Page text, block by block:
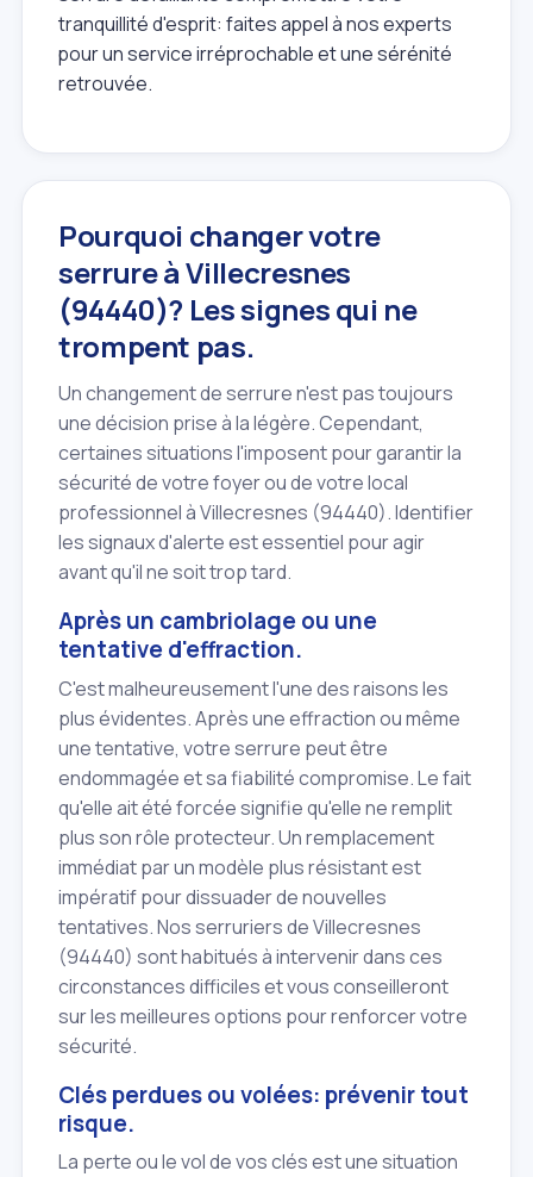
tranquillité d'esprit: faites appel à nos experts
pour un service irréprochable et une sérénité
retrouvée.
Pourquoi changer votre
serrure à Villecresnes
(94440)? Les signes qui ne
trompent pas.
Un changement de serrure n'est pas toujours
une décision prise à la légère. Cependant,
certaines situations l'imposent pour garantir la
sécurité de votre foyer ou de votre local
professionnel à Villecresnes (94440). Identifier
les signaux d'alerte est essentiel pour agir
avant qu'il ne soit trop tard.
Après un cambriolage ou une
tentative d'effraction.
C'est malheureusement l'une des raisons les
plus évidentes. Après une effraction ou même
une tentative, votre serrure peut être
endommagée et sa fiabilité compromise. Le fait
qu'elle ait été forcée signifie qu'elle ne remplit
plus son rôle protecteur. Un remplacement
immédiat par un modèle plus résistant est
impératif pour dissuader de nouvelles
tentatives. Nos serruriers de Villecresnes
(94440) sont habitués à intervenir dans ces
circonstances difficiles et vous conseilleront
sur les meilleures options pour renforcer votre
sécurité.
Clés perdues ou volées: prévenir tout
risque.
La perte ou le vol de vos clés est une situation